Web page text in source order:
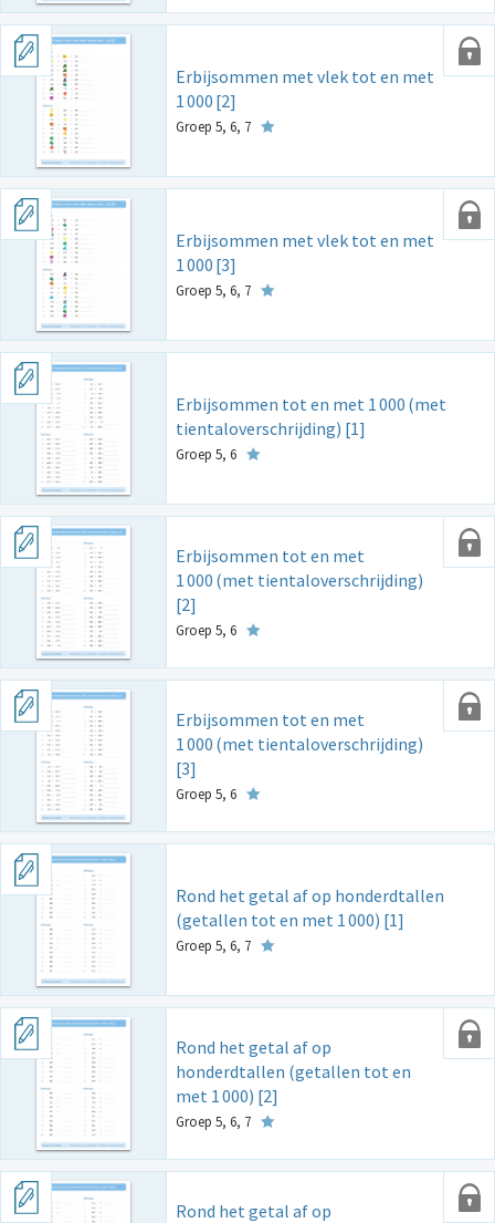
Erbijsommen met vlek tot en met
1000 [2]
Groep 5, 6, 7
Erbijsommen met vlek tot en met
1000 [3]
Groep 5, 6, 7
Erbijsommen tot en met 1000 (met
tientaloverschrijding) [1]
Groep 5, 6
Erbijsommen tot en met
1000 (met tientaloverschrijding)
[2]
Groep 5, 6
Erbijsommen tot en met
1000 (met tientaloverschrijding)
[3]
Groep 5, 6
Rond het getal af op honderdtallen
(getallen tot en met 1000) [1]
Groep 5, 6, 7
Rond het getal af op
honderdtallen (getallen tot en
met 1000) [2]
Groep 5, 6, 7
Rond het getal af op